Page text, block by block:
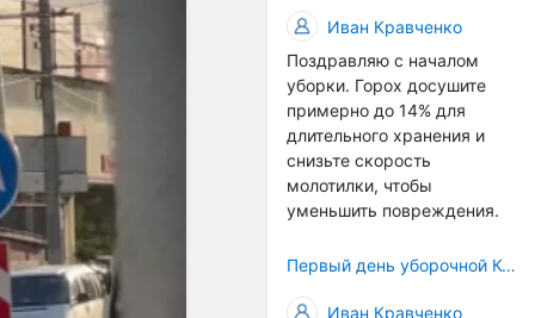
это в рамках
существующих реалий для
людей принимающих
решения как раз хорошо,
само село окажется при
деле, да и количество
задействованных в
сельхозпоризводстве
кадров таким образом
Иван Кравченко
Поздравляю с началом
уборки. Горох досушите
примерно до 14% для
длительного хранения и
снизьте скорость
молотилки, чтобы
уменьшить повреждения.
Первый день уборочной Компании 2026🫡Считаю открытым.
Иван Кравченко